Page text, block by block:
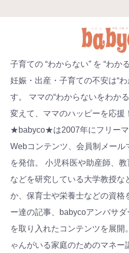
子育ての “わからない” を “わか
妊娠・出産・子育ての不安は“
す。 ママの“わからないをわか
変えて、ママのハッピーを応援
★babyco★は2007年にフリー
Webコンテンツ、会員制メール
を発信。 小児科医や助産師、
などを研究している大学教授な
か、保育士や栄養士などの資格
ー達の記事、babycoアンバサ
を取り入れたコンテンツを展開
ゃんがいる家庭のためのマネー